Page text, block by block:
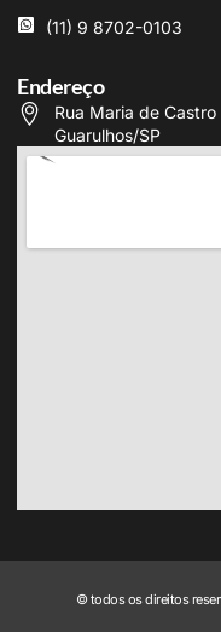
(11) 9 8702-0103
Endereço
Rua Maria de
Guarulhos/SP
© todos os direitos